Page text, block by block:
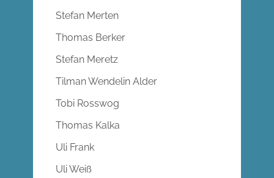
Stefan Merten
Thomas Berker
Stefan Meretz
Tilman Wendelin Alder
Tobi Rosswog
Thomas Kalka
Uli Frank
Uli Weiß